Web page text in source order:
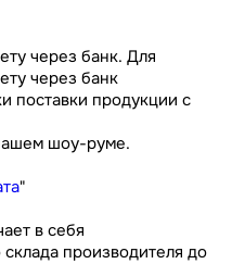
через банк. Для
через банк
поставки продукции с
шоу-руме.
"
в себя
производителя до